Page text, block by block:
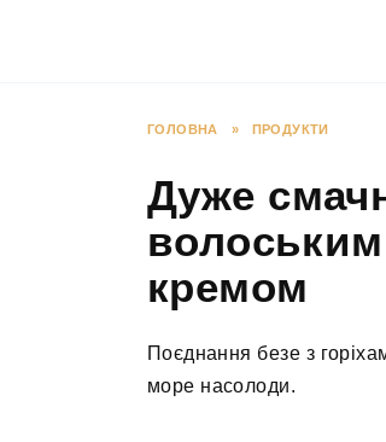
ГОЛОВНА » ПРОДУКТИ
Дуже
кремом
Поєднання безе з
море насолоди.